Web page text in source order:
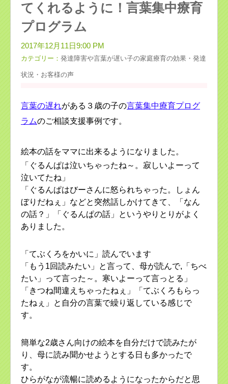
てくれるように！言葉集中療育
プログラム
2017年12月11日9:00 PM
カテゴリー： 発達障害や言葉が遅い子の家庭療育の効果・発達
状況・お客様の声
言葉の遅れがある３歳の子の言葉集中療育プログ
ラムのご相談支援事例です。
絵本の話をママに出来るようになりました。
「ぐるんぱは泣いちゃったね～。寂しいよーって
泣いてたね」
「ぐるんぱはびーさんに怒られちゃった。しょん
ぼりだねぇ」などと突然話しかけてきて、「なん
の話？」「ぐるんぱの話」というやりとりがよく
ありました。
「てぶくろをかいに」読んでいます
「もう1回読みたい」と言って、母が読んで,「ちべ
たい」って言った～。寒いよーって言っとる」
「きつね間違えちゃったねぇ」「てぶくろもらっ
たねぇ」と自分の言葉で繰り返している感じで
す。
簡単な2歳さん向けの絵本を自分だけで読みたが
り、母に読み聞かせようとする日も多かったで
す。
ひらがなが流暢に読めるようになったからだと思